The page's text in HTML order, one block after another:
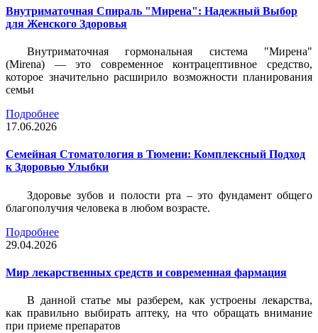
Внутриматочная Спираль "Мирена": Надежный Выбор
для Женского Здоровья
Внутриматочная гормональная система "Мирена"
(Mirena) — это современное контрацептивное средство,
которое значительно расширило возможности планирования
семьи
Подробнее
17.06.2026
Семейная Стоматология в Тюмени: Комплексный Подход
к Здоровью Улыбки
Здоровье зубов и полости рта – это фундамент общего
благополучия человека в любом возрасте.
Подробнее
29.04.2026
Мир лекарственных средств и современная фармация
В данной статье мы разберем, как устроены лекарства,
как правильно выбирать аптеку, на что обращать внимание
при приеме препаратов